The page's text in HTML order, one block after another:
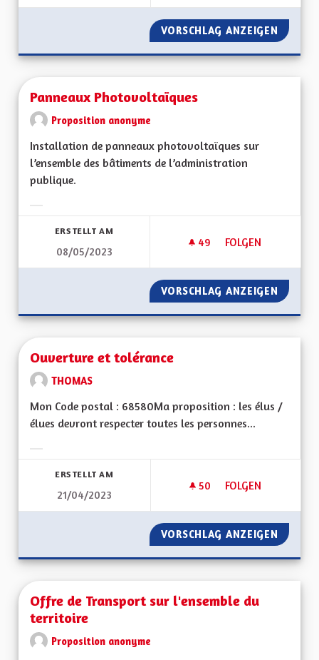
VORSCHLAG ANZEIGEN
Panneaux Photovoltaïques
Proposition anonyme
Installation de panneaux photovoltaïques sur
l’ensemble des bâtiments de l’administration
publique.
ERSTELLT AM
08/05/2023
49 49 FOLLOWER
FOLGEN
PANNEAUX
VORSCHLAG ANZEIGEN
Ouverture et tolérance
THOMAS
Mon Code postal : 68580Ma proposition : les élus /
élues devront respecter toutes les personnes...
ERSTELLT AM
21/04/2023
50 50 FOLLOWER
FOLGEN
OUVERTURE ET
VORSCHLAG ANZEIGEN
Offre de Transport sur l'ensemble du
territoire
Proposition anonyme